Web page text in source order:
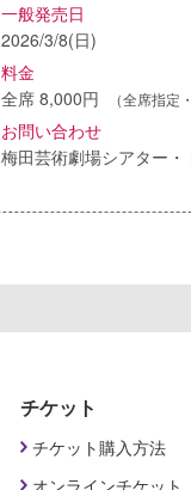
一般発売日
2026/3/8(日)
料金
全席 8,000円
（全席指定
お問い合わせ
梅田芸術劇場シアター・
チケット
チケット購入方法
オンラインチケット